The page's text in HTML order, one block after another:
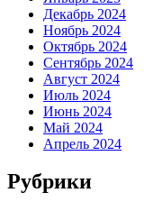
Декабрь 2024
Ноябрь 2024
Октябрь 2024
Сентябрь 2024
Август 2024
Июль 2024
Июнь 2024
Май 2024
Апрель 2024
Рубрики